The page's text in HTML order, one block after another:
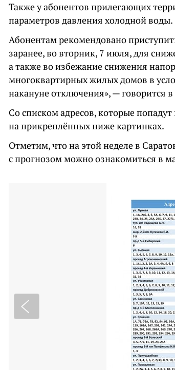
Также у абонентов прилегающих
параметров давления холодной воды.
Абонентам рекомендовано
заранее, во вторник, 7 июля, для
а также во избежание снижения
многоквартирных жилых домов в
накануне отключения», — говорится
Со списком адресов, которые
на прикреплённых ниже картинках.
Отметим, что на этой неделе в
с прогнозом можно ознакомиться в